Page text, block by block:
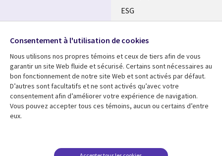
ESG
Fusions
Salle de presse
Ressources
Articles
Études de cas
Support
Restrictions et
Suivez-nous
Social
Media
Global
FR
Consentement à l'utilisation de cookies
Nous utilisons nos propres témoins et ceux de tiers afin de vous
garantir un site Web fluide et sécurisé. Certains sont nécessaires au
bon fonctionnement de notre site Web et sont activés par défaut.
D’autres sont facultatifs et ne sont activés qu’avec votre
consentement afin d’améliorer votre expérience de navigation.
Vous pouvez accepter tous ces témoins, aucun ou certains d’entre
eux.